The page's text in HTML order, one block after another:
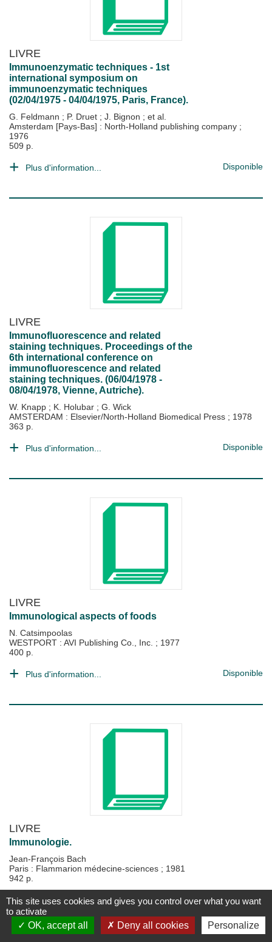
LIVRE
Immunoenzymatic techniques - 1st
international symposium on
immunoenzymatic techniques
(02/04/1975 - 04/04/1975, Paris, France).
G. Feldmann ; P. Druet ; J. Bignon ; et al.
Amsterdam [Pays-Bas] : North-Holland publishing company ;
1976
509 p.
Plus d'information... Disponible
LIVRE
Immunofluorescence and related
staining techniques. Proceedings of the
6th international conference on
immunofluorescence and related
staining techniques. (06/04/1978 -
08/04/1978, Vienne, Autriche).
W. Knapp ; K. Holubar ; G. Wick
AMSTERDAM : Elsevier/North-Holland Biomedical Press ; 1978
363 p.
Plus d'information... Disponible
LIVRE
Immunological aspects of foods
N. Catsimpoolas
WESTPORT : AVI Publishing Co., Inc. ; 1977
400 p.
Plus d'information... Disponible
LIVRE
Immunologie.
Jean-François Bach
Paris : Flammarion médecine-sciences ; 1981
942 p.
Plus d'information... Disponible
This site uses cookies and gives you control over what you want
to activate
OK, accept all
Deny all cookies Personalize